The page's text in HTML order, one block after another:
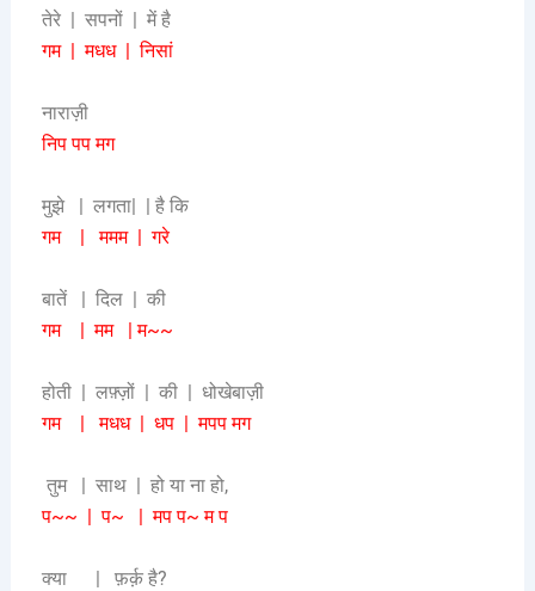
तेरे | सपनों | में है
गम | मधध | निसां
नाराज़ी
निप पप मग
मुझे | लगता| | है कि
गम | ममम | गरे
बातें | दिल | की
गम | मम | म~~
होती | लफ़्ज़ों | की | धोखेबाज़ी
गम | मधध | धप | मपप मग
तुम | साथ | हो या ना हो,
प~~ | प~ | मप प~ म प
क्या | फ़र्क़ है?